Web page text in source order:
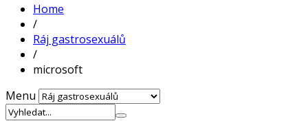
Home
/
Ráj gastrosexuálů
/
microsoft
Menu